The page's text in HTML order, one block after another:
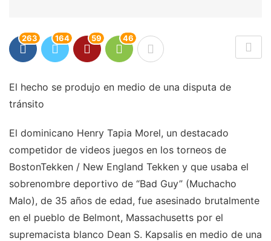
263 164 59 46
El hecho se produjo en medio de una disputa de
tránsito
El dominicano Henry Tapia Morel, un destacado
competidor de videos juegos en los torneos de
BostonTekken / New England Tekken y que usaba el
sobrenombre deportivo de “Bad Guy” (Muchacho
Malo), de 35 años de edad, fue asesinado brutalmente
en el pueblo de Belmont, Massachusetts por el
supremacista blanco Dean S. Kapsalis en medio de una